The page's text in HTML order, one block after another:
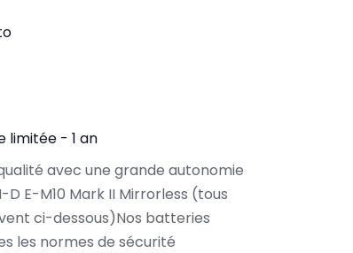
limitée - 1 an
avec une grande autonomie
E-M10 Mark II Mirrorless (tous
ci-dessous)Nos batteries
les normes de sécurité